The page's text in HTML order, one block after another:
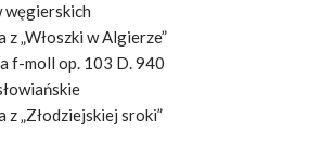
węgierskich
„Włoszki w Algierze”
f-moll op. 103 D. 940
z „Złodziejskiej sroki”